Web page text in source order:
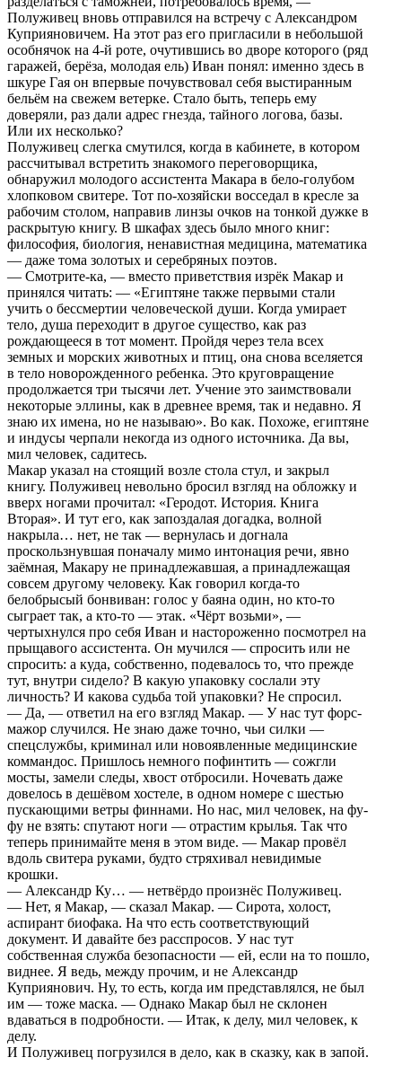
Полуживец вновь отправился на встречу с Александром
Куприяновичем. На этот раз его пригласили в небольшой
особнячок на 4-й роте, очутившись во дворе которого (ряд
гаражей, берёза, молодая ель) Иван понял: именно здесь в
шкуре Гая он впервые почувствовал себя выстиранным
бельём на свежем ветерке. Стало быть, теперь ему
доверяли, раз дали адрес гнезда, тайного логова, базы.
Или их несколько?
Полуживец слегка смутился, когда в кабинете, в котором
рассчитывал встретить знакомого переговорщика,
обнаружил молодого ассистента Макара в бело-голубом
хлопковом свитере. Тот по-хозяйски восседал в кресле за
рабочим столом, направив линзы очков на тонкой дужке в
раскрытую книгу. В шкафах здесь было много книг:
философия, биология, ненавистная медицина, математика
— даже тома золотых и серебряных поэтов.
— Смотрите-ка, — вместо приветствия изрёк Макар и
принялся читать: — «Египтяне также первыми стали
учить о бессмертии человеческой души. Когда умирает
тело, душа переходит в другое существо, как раз
рождающееся в тот момент. Пройдя через тела всех
земных и морских животных и птиц, она снова вселяется
в тело новорожденного ребенка. Это круговращение
продолжается три тысячи лет. Учение это заимствовали
некоторые эллины, как в древнее время, так и недавно. Я
знаю их имена, но не называю». Во как. Похоже, египтяне
и индусы черпали некогда из одного источника. Да вы,
мил человек, садитесь.
Макар указал на стоящий возле стола стул, и закрыл
книгу. Полуживец невольно бросил взгляд на обложку и
вверх ногами прочитал: «Геродот. История. Книга
Вторая». И тут его, как запоздалая догадка, волной
накрыла… нет, не так — вернулась и догнала
проскользнувшая поначалу мимо интонация речи, явно
заёмная, Макару не принадлежавшая, а принадлежащая
совсем другому человеку. Как говорил когда-то
белобрысый бонвиван: голос у баяна один, но кто-то
сыграет так, а кто-то — этак. «Чёрт возьми», —
чертыхнулся про себя Иван и настороженно посмотрел на
прыщавого ассистента. Он мучился — спросить или не
спросить: а куда, собственно, подевалось то, что прежде
тут, внутри сидело? В какую упаковку сослали эту
личность? И какова судьба той упаковки? Не спросил.
— Да, — ответил на его взгляд Макар. — У нас тут форс-
мажор случился. Не знаю даже точно, чьи силки —
спецслужбы, криминал или новоявленные медицинские
коммандос. Пришлось немного пофинтить — сожгли
мосты, замели следы, хвост отбросили. Ночевать даже
довелось в дешёвом хостеле, в одном номере с шестью
пускающими ветры финнами. Но нас, мил человек, на фу-
фу не взять: спутают ноги — отрастим крылья. Так что
теперь принимайте меня в этом виде. — Макар провёл
вдоль свитера руками, будто стряхивал невидимые
крошки.
— Александр Ку… — нетвёрдо произнёс Полуживец.
— Нет, я Макар, — сказал Макар. — Сирота, холост,
аспирант биофака. На что есть соответствующий
документ. И давайте без расспросов. У нас тут
собственная служба безопасности — ей, если на то пошло,
виднее. Я ведь, между прочим, и не Александр
Куприянович. Ну, то есть, когда им представлялся, не был
им — тоже маска. — Однако Макар был не склонен
вдаваться в подробности. — Итак, к делу, мил человек, к
делу.
И Полуживец погрузился в дело, как в сказку, как в запой.